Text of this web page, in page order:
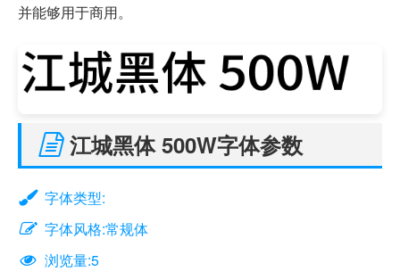
并能够用于商用。
江城黑体 500W字体参数
字体类型:
字体风格:常规体
浏览量:5